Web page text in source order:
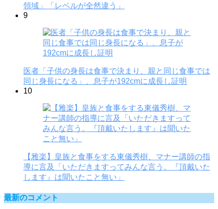
領域」「レベルが全然違う」
9
医者「子供の身長は食事で決まり、親と同じ食事では
同じ身長になる」、息子が192cmに成長し証明
10
【雅楽】皇族と食事をする東儀秀樹、マナー講師の指
導に言及「いただきますってみんな言う。『頂戴いた
します』は聞いたこと無い」
最新のコメント